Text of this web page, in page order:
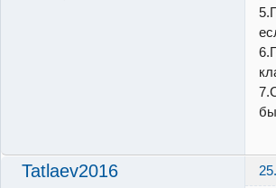
Tatlaev2016